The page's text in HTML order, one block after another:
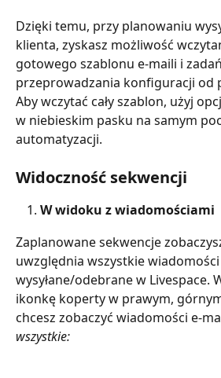
Dzięki temu, przy planowaniu
klienta, zyskasz możliwość
gotowego szablonu e-maili i
przeprowadzania konfiguracji od
Aby wczytać cały szablon, użyj
w niebieskim pasku na samym
automatyzacji.
Widoczność sekwencji
W widoku z wiadomościami
Zaplanowane sekwencje
uwzględnia wszystkie wiadomości
wysyłane/odebrane w Livespace.
ikonkę koperty w prawym,
chcesz zobaczyć wiadomości e-
wszystkie: